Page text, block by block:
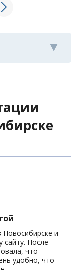
Новосибирске и
сайту. После
что
удобно, что